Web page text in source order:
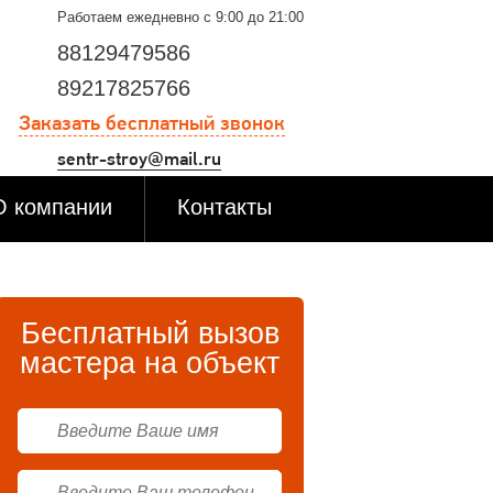
Работаем ежедневно с 9:00 до 21:00
88129479586
89217825766
Заказать бесплатный звонок
sentr-stroy@mail.ru
компании Контакты
Бесплатный вызов
мастера на объект